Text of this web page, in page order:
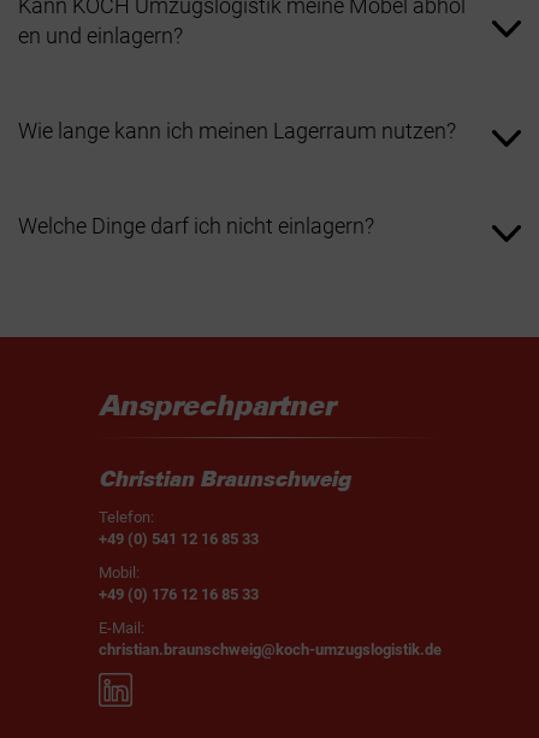
en und einlagern?
Wie lange kann ich meinen Lagerraum nutzen?
Welche Dinge darf ich nicht einlagern?
Lebewesen
Illegale oder gestohlene Gegenstände
Ansprechpartner
Christian Braunschweig
Telefon:
+49 (0) 541 12 16 85 33
Mobil:
+49 (0) 176 12 16 85 33
E-Mail:
christian.braunschweig@koch-umzugslogistik.de